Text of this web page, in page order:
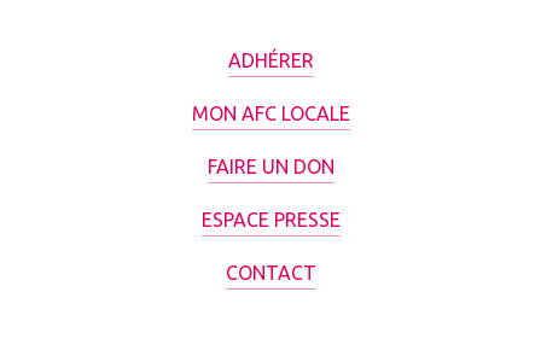
ADHÉRER
MON AFC LOCALE
FAIRE UN DON
ESPACE PRESSE
CONTACT